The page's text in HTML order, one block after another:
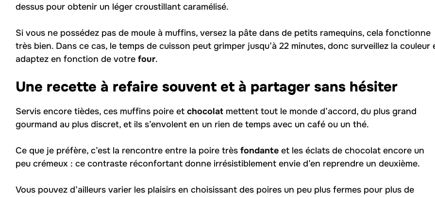
dessus pour obtenir un léger croustillant caramélisé.
Si vous ne possédez pas de moule à muffins, versez la pâte dans de petits ramequins, cela fonctionne
très bien. Dans ce cas, le temps de cuisson peut grimper jusqu’à 22 minutes, donc surveillez la couleur
adaptez en fonction de votre four.
Une recette à refaire souvent et à partager sans hésiter
Servis encore tièdes, ces muffins poire et chocolat mettent tout le monde d’accord, du plus grand
gourmand au plus discret, et ils s’envolent en un rien de temps avec un café ou un thé.
Ce que je préfère, c’est la rencontre entre la poire très fondante et les éclats de chocolat encore un
peu crémeux : ce contraste réconfortant donne irrésistiblement envie d’en reprendre un deuxième.
Vous pouvez d’ailleurs varier les plaisirs en choisissant des poires un peu plus fermes pour plus de